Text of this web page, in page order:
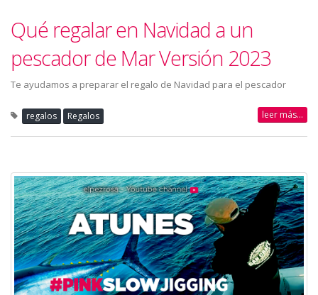
Qué regalar en Navidad a un
pescador de Mar Versión 2023
Te ayudamos a preparar el regalo de Navidad para el pescador
regalos Regalos leer más...